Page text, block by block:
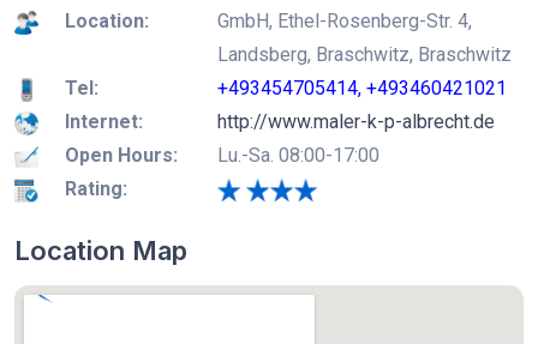
Location:
GmbH, Ethel-Rosenberg-Str. 4,
Landsberg, Braschwitz, Braschwitz
Tel:
+493454705414, +493460421021
Internet:
http://www.maler-k-p-albrecht.de
Open Hours:
Lu.-Sa. 08:00-17:00
Rating:
Location Map